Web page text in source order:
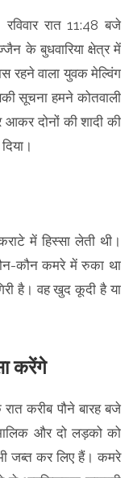
रात 11:48 बजे
के बुधवारिया क्षेत्र में
रहने वाला युवक मेल्विंग
सूचना हमने कोतवाली
दोनों की शादी की
में हिस्सा लेती थी।
कौन कमरे में रुका था
है। वह खुद कूदी है या
करेंगे
करीब पौने बारह बजे
और दो लड़को को
जब्त कर लिए हैं। कमरे